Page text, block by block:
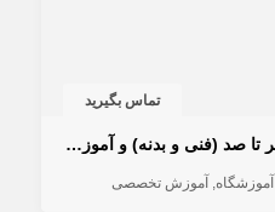
تماس بگیرید
آموزش كارشناسی خودرو صفر تا صد (فنی و بدنه) و آموزش دیتیلینگ خودرو
آموزشگاه آموزش تخصصی